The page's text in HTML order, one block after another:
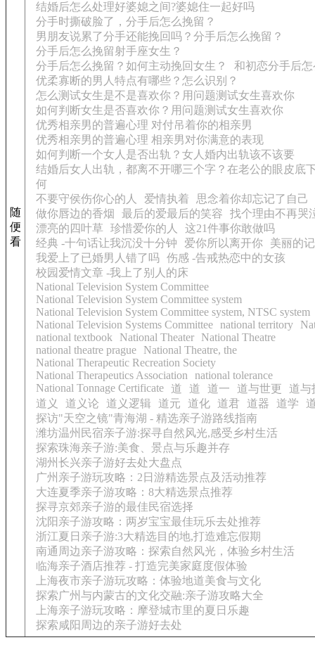
随
便
看
结婚后怎么处理好婆媳之间?婆媳住一起好吗
分手时撕破脸了，分手后怎么挽留？
男朋友说累了分手还能挽回吗？分手后怎么挽留？
分手后怎么挽留射手座女生？
分手后怎么挽留？如何主动挽回女生？
和初恋分手后
优柔寡断的男人特点有哪些？怎么识别？
怎么测试女生是不是喜欢你？用问题测试女生喜欢你
如何判断女生是否喜欢你？用问题测试女生喜欢你
优秀相亲男的普遍心理 对付吊着你的相亲男
优秀相亲男的普遍心理 相亲男对你满意的表现
如何判断一个女人是否出轨？女人婚内出轨该不该要
结婚后女人出轨，都离不开哪三个字？在老公的眼皮底
何
不要守侯伤你心的人
爱情执着
思念着你却忘记了自己
做你唇边的香烟
最后的爱最后的笑容
找个理由不再哭
漂亮的四叶草
珍惜爱你的人
这21件事你敢做吗
经典 -十句话让我沉没十分钟
爱你所以离开你
美丽的
我爱上了已婚男人错了吗 伤感 -告戒热恋中的女孩
校园爱情文章 -我上了别人的床
National Television System Committee
National Television System Committee system
National Television System Committee system, NTSC system
National Television Systems Committee
national territory
national textbook
National Theater
National Theatre
national theatre prague
National Theatre, the
National Therapeutic Recreation Society
National Therapeutics Association
national tolerance
National Tonnage Certificate 道 道 道一 道与世更
道与
道义
道义论 道义逻辑 道元 道化 道君 道器 道学
探访"天空之镜"青海湖 - 精选亲子游路线指南
潍坊温州民宿亲子游:探寻自然风光,感受乡村生活
探索珠海亲子游:美食、景点与乐趣并存
湖州长兴亲子游好去处大盘点
广州亲子游玩攻略：2日游精选景点及活动推荐
大连夏季亲子游攻略：8大精选景点推荐
探寻京郊亲子游的最佳民宿选择
沈阳亲子游攻略：两岁宝宝最佳玩乐去处推荐
浙江夏日亲子游:3大精选目的地,打造难忘假期
南通周边亲子游攻略：探索自然风光，体验乡村生活
临海亲子酒店推荐 - 打造完美家庭度假体验
上海夜市亲子游玩攻略：体验地道美食与文化
探索广州与内蒙古的文化交融:亲子游攻略大全
上海亲子游玩攻略：摩登城市里的夏日乐趣
探索咸阳周边的亲子游好去处